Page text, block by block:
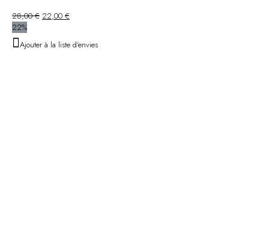
28,00€ Le
était :
22,00 €
est :
22%
Ajouter à la liste d'envies